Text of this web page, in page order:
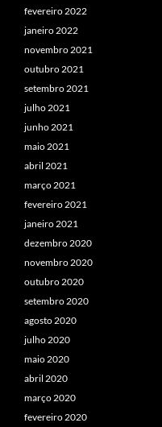
fevereiro 2022
janeiro 2022
novembro 2021
outubro 2021
setembro 2021
julho 2021
junho 2021
maio 2021
abril 2021
março 2021
fevereiro 2021
janeiro 2021
dezembro 2020
novembro 2020
outubro 2020
setembro 2020
agosto 2020
julho 2020
maio 2020
abril 2020
março 2020
fevereiro 2020